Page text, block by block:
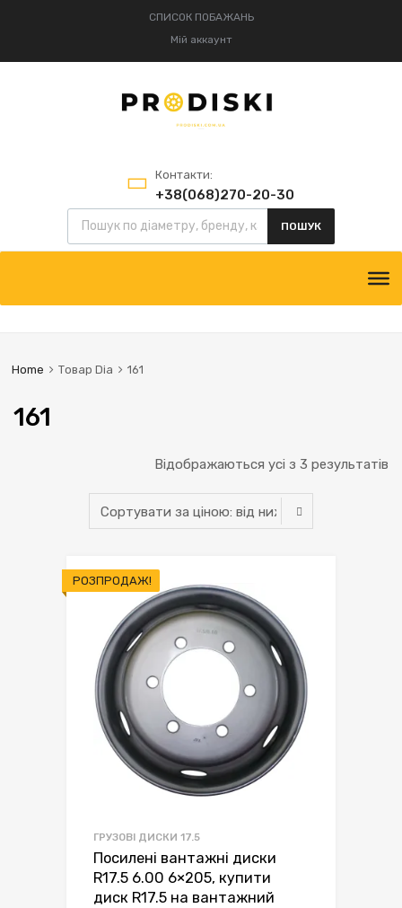
СПИСОК ПОБАЖАНЬ
Мій аккаунт
Контакти:
+38(068)270-20-30
+38(095)834-52-75
Пошук товарів
ПОШУК
content
Home Товар Dia 161
161
Відображаються усі з 3 результатів
РОЗПРОДАЖ!
ГРУЗОВІ ДИСКИ 17.5
Посилені вантажні диски
R17.5 6.00 6×205, купити
диск R17.5 на вантажний